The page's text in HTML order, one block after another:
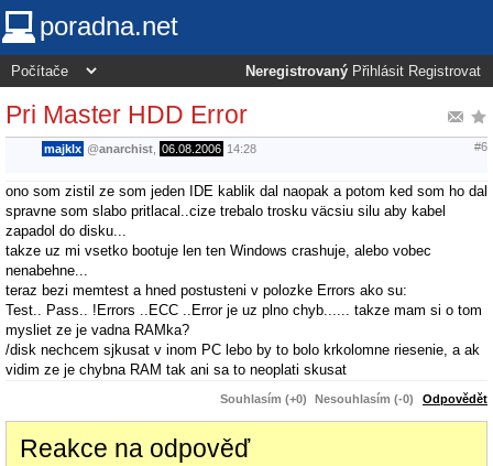
poradna.net
Neregistrovaný Přihlásit Registrovat
Pri Master HDD Error
majklx @anarchist 06.08.2006 14:28 #6
ono som zistil ze som jeden IDE kablik dal naopak a potom ked som ho dal
spravne som slabo pritlacal..cize trebalo trosku väcsiu silu aby kabel
zapadol do disku...
takze uz mi vsetko bootuje len ten Windows crashuje, alebo vobec
nenabehne...
teraz bezi memtest a hned postusteni v polozke Errors ako su:
Test.. Pass.. !Errors ..ECC ..Error je uz plno chyb...... takze mam si o tom
mysliet ze je vadna RAMka?
/disk nechcem sjkusat v inom PC lebo by to bolo krkolomne riesenie, a ak
vidim ze je chybna RAM tak ani sa to neoplati skusat
Souhlasím (+0) Nesouhlasím (-0) Odpovědět
Reakce na odpověď